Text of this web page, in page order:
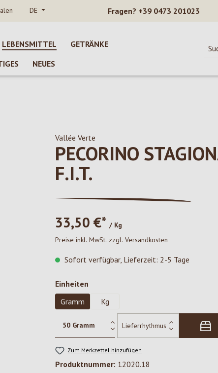
DE Fragen? +39 0473 201023
LEBENSMITTEL
GETRÄNKE
NEUES
Vallée Verte
PECORINO
F.I.T.
33,50 €* / Kg
Preise inkl. MwSt. zzgl. Versandkosten
Sofort verfügbar, Lieferzeit: 2-5 Tage
Einheiten
Gramm
Kg
Zum Merkzettel hinzufügen
Produktnummer: 12020.18